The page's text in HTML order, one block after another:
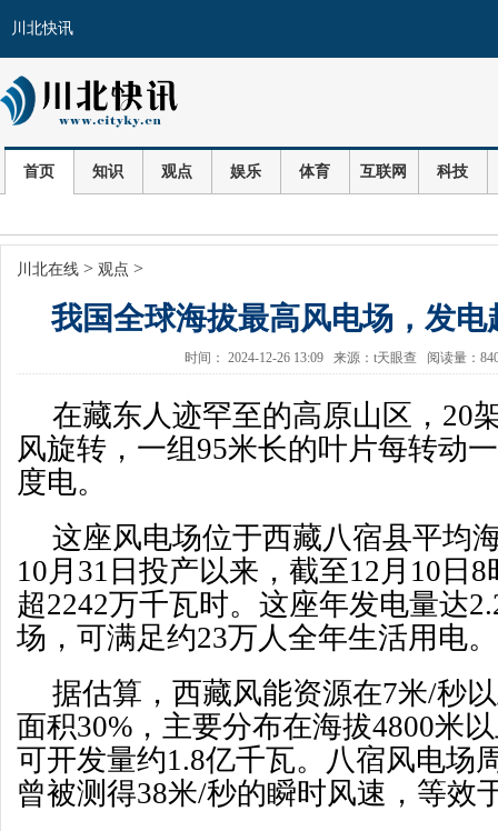
川北快讯
首页 知识 观点 娱乐 体育 互联网 科技
川北在线> 观点 >
我国全球海拔最高风电场，发电
时间： 2024-12-26 13:09 来源：t天眼查 阅读量：
在藏东人迹罕至的高原山区，20
风旋转，一组95米长的叶片每转动
度电。
这座风电场位于西藏八宿县平均
10月31日投产以来，截至12月10日
超2242万千瓦时。这座年发电量达
场，可满足约23万人全年生活用电。
据估算，西藏风能资源在7米/秒
面积30%，主要分布在海拔4800米
可开发量约1.8亿千瓦。八宿风电场
曾被测得38米/秒的瞬时风速，等效